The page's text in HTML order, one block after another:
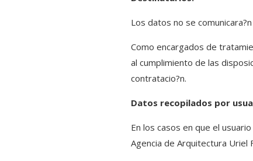
Los datos no se
Como encargados de
al cumplimiento de las
contratacio?n.
Datos recopilados por
En los casos en que el
Agencia de Arquitectura Uriel